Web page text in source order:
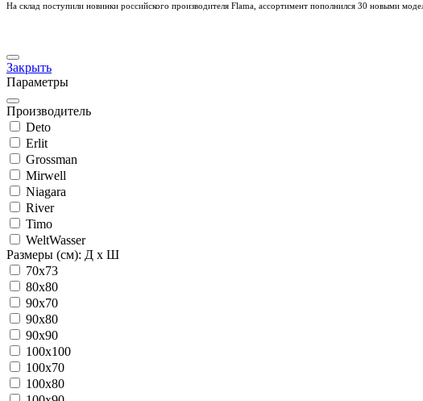
На склад поступили новинки российского производителя Flama, ассортимент пополнился 30 новыми
Закрыть
Параметры
Производитель
Deto
Erlit
Grossman
Mirwell
Niagara
River
Timo
WeltWasser
Размеры (см): Д x Ш
70x73
80x80
90x70
90x80
90x90
100x100
100x70
100x80